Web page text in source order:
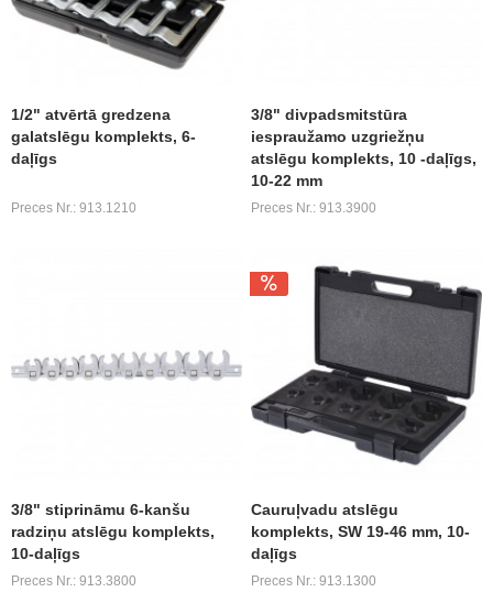
1/2" atvērtā gredzena
galatslēgu komplekts, 6-
daļīgs
Preces Nr.: 913.1210
3/8" divpadsmitstūra
iespraužamo uzgriežņu
atslēgu komplekts, 10 -daļīgs,
10-22 mm
Preces Nr.: 913.3900
3/8" stiprināmu 6-kanšu
radziņu atslēgu komplekts,
10-daļīgs
Preces Nr.: 913.3800
Cauruļvadu atslēgu
komplekts, SW 19-46 mm, 10-
daļīgs
Preces Nr.: 913.1300